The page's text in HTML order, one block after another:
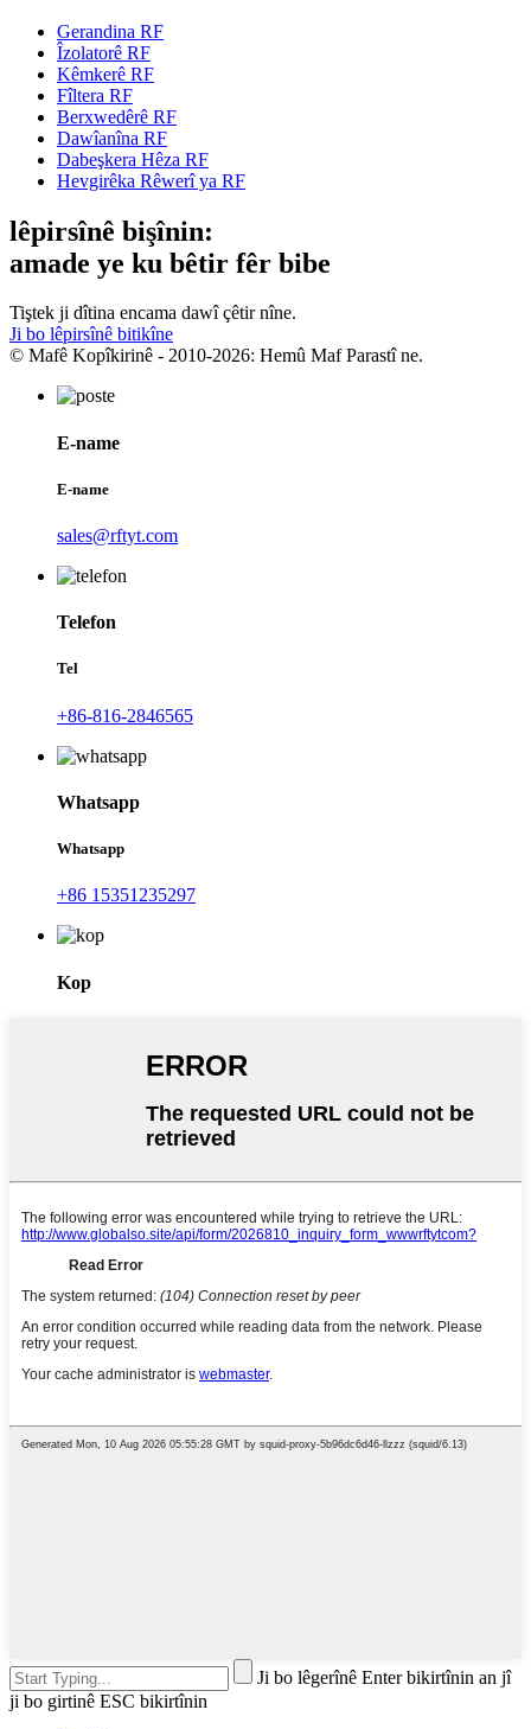
Gerandina RF
Îzolatorê RF
Kêmkerê RF
Fîltera RF
Berxwedêrê RF
Dawîanîna RF
Dabeşkera Hêza RF
Hevgirêka Rêwerî ya RF
lêpirsînê bişînin:
amade ye ku bêtir fêr bibe
Tiştek ji dîtina encama dawî çêtir nîne.
Ji bo lêpirsînê bitikîne
© Mafê Kopîkirinê - 2010-2026: Hemû Maf Parastî ne.
E-name
E-name
sales@rftyt.com
Telefon
Tel
+86-816-2846565
Whatsapp
Whatsapp
+86 15351235297
Kop
Ji bo lêgerînê Enter bikirtînin an jî
ji bo girtinê ESC bikirtînin